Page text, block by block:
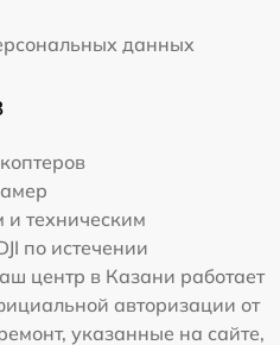
данных
техническим
по истечении
центр в Казани работает
авторизации от
указанные на сайте,